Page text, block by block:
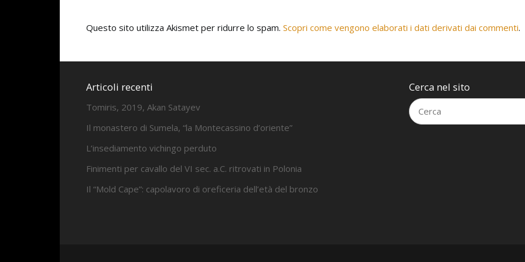
Questo sito utilizza Akismet per ridurre lo spam. Scopri come vengono elaborati i dati derivati dai commenti.
Articoli recenti
Tomiris, 2019, Akan Satayev
Il monastero di Sumela, “la Montecassino d’oriente”
L’insediamento vichingo perduto
Finimenti per cavallo del VI sec. a.C. ritrovati in Polonia
Il “Mold Cape”: capolavoro di oreficeria dell’età del bronzo
Cerca nel sito